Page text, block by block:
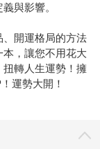
與影響。
開運格局的方法
，讓您不用花大
轉人生運勢！擁
運勢大開！